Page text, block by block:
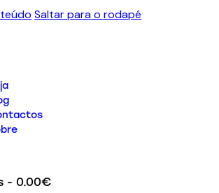
Saltar para o rodapé
- 0.00€